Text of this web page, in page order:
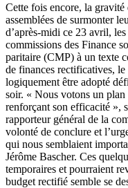
Cette fois encore, la
assemblées de surmonter
d’après-midi ce 23 avril, les
commissions des Finance
paritaire (CMP) à un texte
de finances rectificatives,
logiquement être adopté
soir. « Nous votons un
renforçant son efficacité »,
rapporteur général de la
volonté de conclure et
qui nous semblaient
Jérôme Bascher. Ces
temporaires et pourraient
budget rectifié semble se